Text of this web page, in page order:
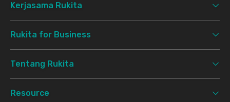
Kerjasama Rukita
Rukita for Business
Tentang Rukita
Resource